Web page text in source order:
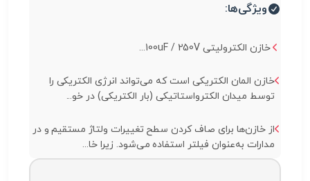
ویژگی‌ها:
خازن الکترولیتی 100uF / 250V...
خازن المان الکتریکی است که می‌تواند انرژی الکتریکی را
توسط میدان الکترواستاتیکی (بار الکتریکی) در خو...
از خازن‌ها برای صاف کردن سطح تغییرات ولتاژ مستقیم و در
مدارات به‌عنوان فیلتر استفاده می‌شود. زیرا خا...